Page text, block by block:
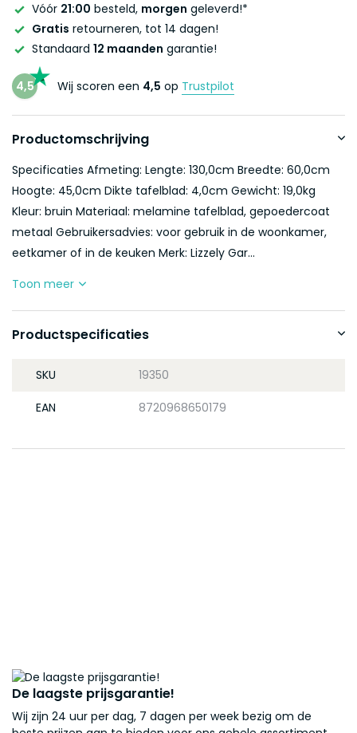
Vóór 21:00 besteld, morgen geleverd!*
Gratis retourneren, tot 14 dagen!
Standaard 12 maanden garantie!
4,5 Wij scoren een 4,5 op Trustpilot
Productomschrijving
Specificaties Afmeting: Lengte: 130,0cm Breedte: 60,0cm
Hoogte: 45,0cm Dikte tafelblad: 4,0cm Gewicht: 19,0kg
Kleur: bruin Materiaal: melamine tafelblad, gepoedercoat
metaal Gebruikersadvies: voor gebruik in de woonkamer,
eetkamer of in de keuken Merk: Lizzely Gar...
Toon meer
Productspecificaties
SKU 19350
EAN 8720968650179
De laagste prijsgarantie!
Wij zijn 24 uur per dag, 7 dagen per week bezig om de